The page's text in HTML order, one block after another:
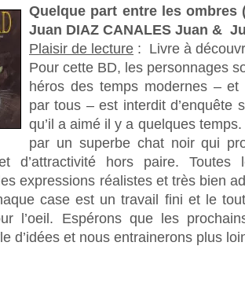
Quelque part entre les ombres
Juan DIAZ CANALES Juan &
Plaisir de lecture : Livre à
Pour cette BD, les personnages
héros des temps modernes – et
par tous – est interdit d’enquête
qu’il a aimé il y a quelques
par un superbe chat noir qui
d’attractivité hors paire.
expressions réalistes et très bien
case est un travail fini et le
l’oeil. Espérons que les
d’idées et nous entrainerons plus